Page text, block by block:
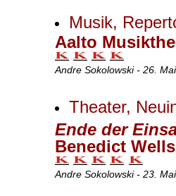
Musik,
Aalto
Andre Sokolowski - 26.
Theater,
Ende der
Benedict
Andre Sokolowski - 23.